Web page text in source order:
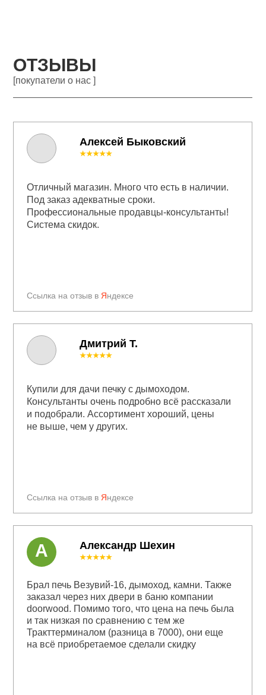
ОТЗЫВЫ
[покупатели о нас ]
Алексей Быковский
Ссылка на отзыв в Яндексе
★★★★★
Отличный магазин. Много что есть в наличии.
Под заказ адекватные сроки.
Профессиональные продавцы-консультанты!
Система скидок.
Ссылка на отзыв в Яндексе
★★★★★
Купили для дачи печку с дымоходом.
Консультанты очень подробно всё рассказали
и подобрали. Ассортимент хороший, цены
не выше, чем у других.
Александр Шехин
★★★★★
Брал печь Везувий-16, дымоход, камни. Также
заказал через них двери в баню компании
doorwood. Помимо того, что цена на печь была
и так низкая по сравнению с тем же
Тракттерминалом (разница в 7000), они еще
на всё приобретаемое сделали скидку
А
Дмитрий Т.